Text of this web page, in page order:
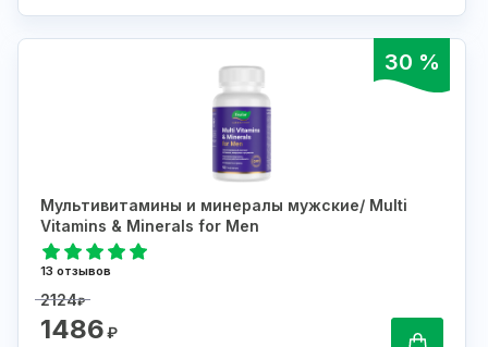
30 %
Мультивитамины и минералы мужские/ Multi
Vitamins & Minerals for Men
13 отзывов
2124₽
1486₽